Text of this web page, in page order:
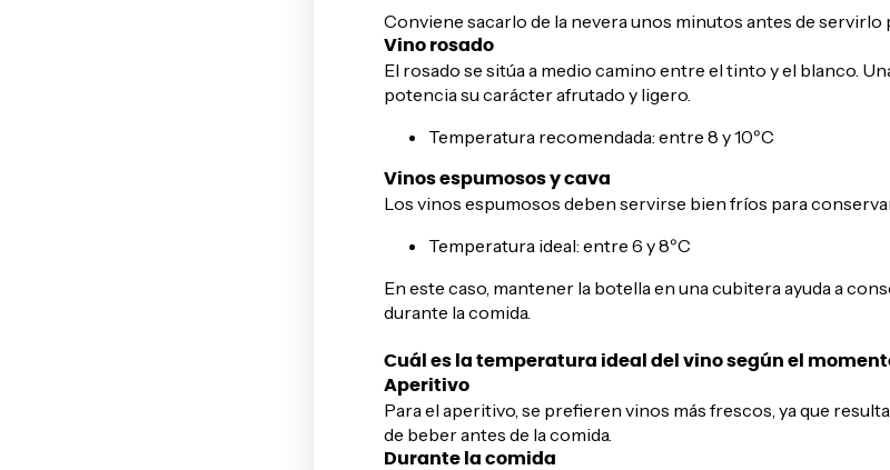
Conviene sacarlo de la nevera unos minutos antes de servirlo
Vino rosado
El rosado se sitúa a medio camino entre el tinto y el blanco.
potencia su carácter afrutado y ligero.
Temperatura recomendada: entre 8 y 10ºC
Vinos espumosos y cava
Los vinos espumosos deben servirse bien fríos para
Temperatura ideal: entre 6 y 8ºC
En este caso, mantener la botella en una cubitera ayuda a
durante la comida.
Cuál es la temperatura ideal del vino según el
Aperitivo
Para el aperitivo, se prefieren vinos más frescos, ya que
de beber antes de la comida.
Durante la comida